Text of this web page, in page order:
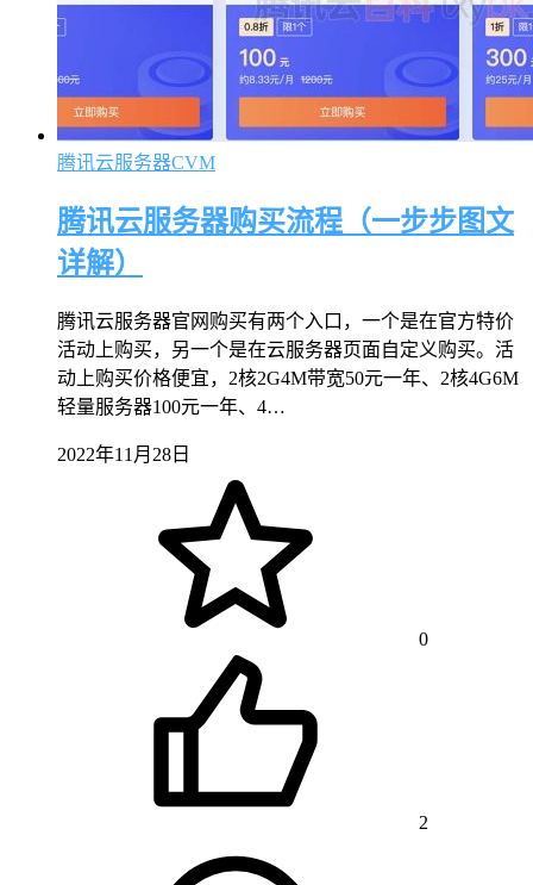
腾讯云服务器CVM
腾讯云服务器购买流程（一步步图文
详解）
腾讯云服务器官网购买有两个入口，一个是在官方特价
活动上购买，另一个是在云服务器页面自定义购买。活
动上购买价格便宜，2核2G4M带宽50元一年、2核4G6M
轻量服务器100元一年、4…
2022年11月28日
0
2